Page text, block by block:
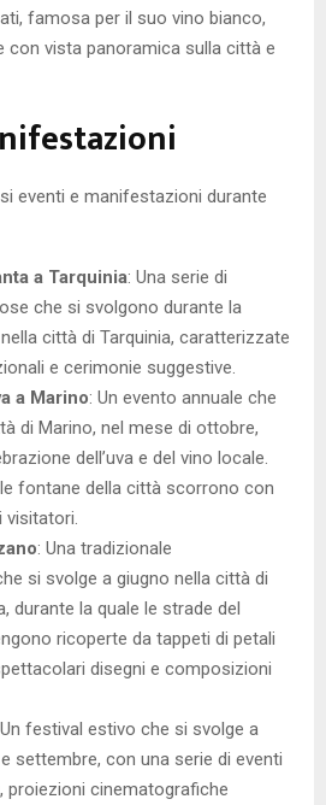
famosa per il suo vino bianco,
vista panoramica sulla città e
eventi e manifestazioni durante
a Tarquinia: Una serie di
che si svolgono durante la
città di Tarquinia, caratterizzate
e cerimonie suggestive.
a Marino: Un evento annuale che
di Marino, nel mese di ottobre,
dell’uva e del vino locale.
fontane della città scorrono con
visitatori.
: Una tradizionale
si svolge a giugno nella città di
durante la quale le strade del
ricoperte da tappeti di petali
disegni e composizioni
festival estivo che si svolge a
settembre, con una serie di eventi
proiezioni cinematografiche